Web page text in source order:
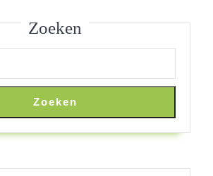
Zoeken
Zoeken